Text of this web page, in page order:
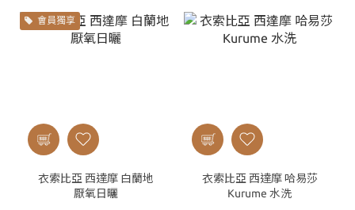
會員獨享
衣索比亞 西達摩 白蘭地
厭氧日曬
衣索比亞 西達摩 哈易莎
Kurume 水洗